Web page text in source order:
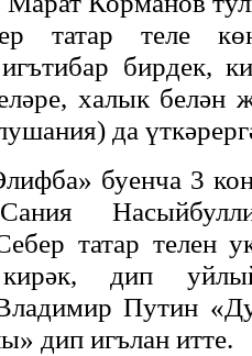
татар теле
бирдек,
халык белән
да
буенча 3
татар телен
дип
Путин
дип игълан итте.